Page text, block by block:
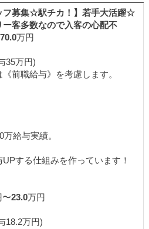
フ募集☆駅チカ！】若手大活躍☆
客多数なので入客の心配不
70.0万円
35万円)
前職給与》を考慮します。
給与実績。
する仕組みを作っています！
〜23.0万円
18.2万円)